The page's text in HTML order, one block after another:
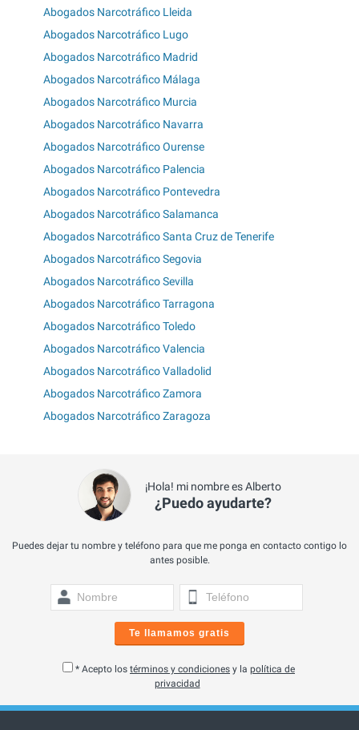
Abogados Narcotráfico Lleida
Abogados Narcotráfico Lugo
Abogados Narcotráfico Madrid
Abogados Narcotráfico Málaga
Abogados Narcotráfico Murcia
Abogados Narcotráfico Navarra
Abogados Narcotráfico Ourense
Abogados Narcotráfico Palencia
Abogados Narcotráfico Pontevedra
Abogados Narcotráfico Salamanca
Abogados Narcotráfico Santa Cruz de Tenerife
Abogados Narcotráfico Segovia
Abogados Narcotráfico Sevilla
Abogados Narcotráfico Tarragona
Abogados Narcotráfico Toledo
Abogados Narcotráfico Valencia
Abogados Narcotráfico Valladolid
Abogados Narcotráfico Zamora
Abogados Narcotráfico Zaragoza
¡Hola! mi nombre es Alberto
¿Puedo ayudarte?
Puedes dejar tu nombre y teléfono para que me ponga en contacto contigo lo
antes posible.
Te llamamos gratis
* Acepto los términos y condiciones y la política de
privacidad